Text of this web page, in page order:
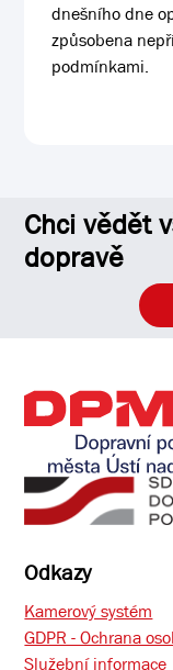
dnešního dne
způsobena
podmínkami.
Chci vědět
dopravě
Odkazy
Kamerový systém
GDPR - Ochrana
Služební informace